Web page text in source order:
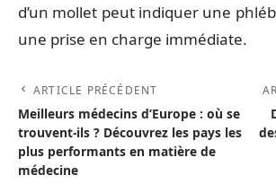
d’un mollet peut indiquer une
une prise en charge immédiate.
ARTICLE PRÉCÉDENT
Meilleurs médecins d’Europe : où se
trouvent-ils ? Découvrez les pays les
plus performants en matière de
médecine